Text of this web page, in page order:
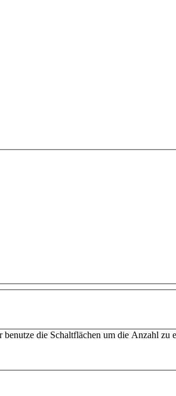
die Schaltflächen um die Anzahl zu